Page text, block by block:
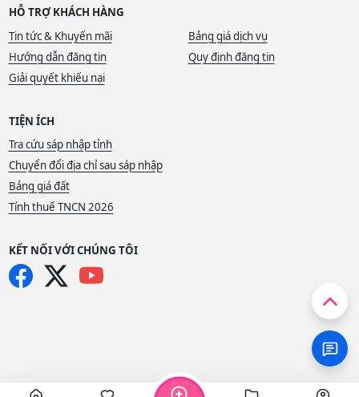
HỖ TRỢ KHÁCH HÀNG
Tin tức & Khuyến mãi
Bảng giá dịch vụ
Hướng dẫn đăng tin
Quy định đăng tin
Giải quyết khiếu nại
TIỆN ÍCH
Tra cứu sáp nhập tỉnh
Chuyển đổi địa chỉ sau sáp nhập
Bảng giá đất
Tính thuế TNCN 2026
KẾT NỐI VỚI CHÚNG TÔI